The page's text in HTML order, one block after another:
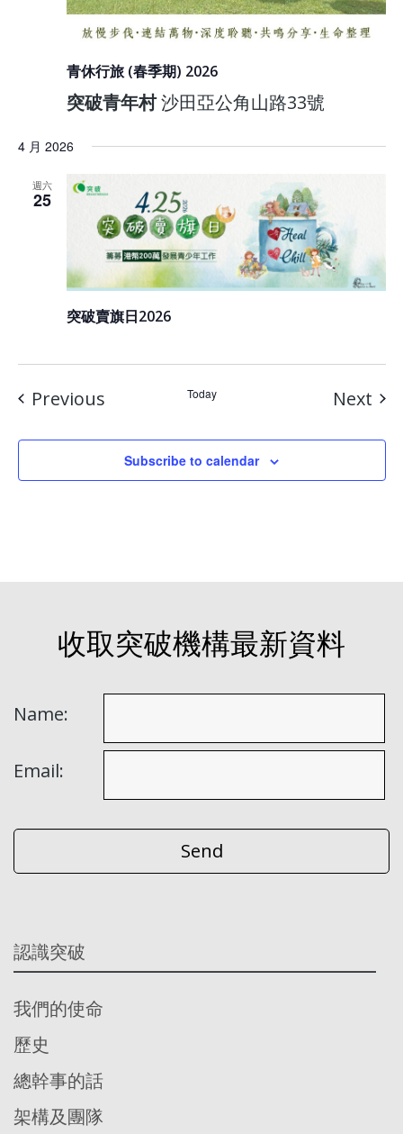
青休行旅 (春季期) 2026
突破青年村沙田亞公角山路33號
4 月 2026
週六
25
突破賣旗日2026
PreviousEvents Today Next
Subscribe to calendar
收取突破機構最新資料
Name:
Email:
認識突破
我們的使命
歷史
總幹事的話
架構及團隊